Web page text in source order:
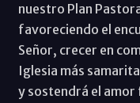
nuestro Plan
favoreciendo el
Señor, crecer en
Iglesia más
y sostendrá el amor